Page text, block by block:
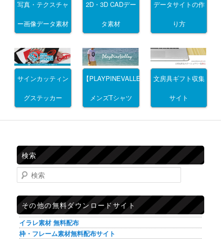
写真・テクスチャ
ー画像データ素材
2D・3D CADデー
タ素材
データサイトの作
り方
サインカッティン
グステッカー
【PLAYPINEVALLEY】
メンズTシャツ
文房具ギフト収集
サイト
検索
検索
その他の無料ダウンロードサイト
イラレ素材 無料配布
枠・フレーム素材無料配布サイト